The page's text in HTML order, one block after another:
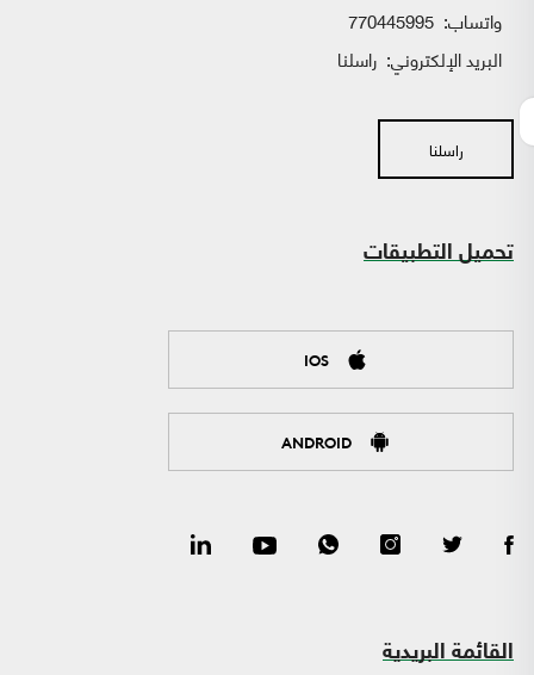
واتساب:
البريد الإلكتروني: راسلنا
راسلنا
تحميل التطبيقات
IOS
ANDROID
القائمة البريدية